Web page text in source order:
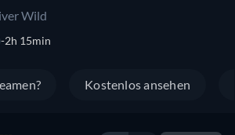
Wild
2h 15min
Kostenlos ansehen